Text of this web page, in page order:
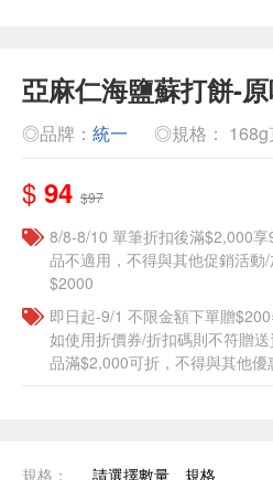
亞麻仁海鹽蘇打餅-
◎品牌： 統一 ◎規格： 168g
$ 94 $97
8/8-8/10 單筆折扣後滿$2,000
品不適用，不得與其他促銷活
$2000
即日起-9/1 不限金額下單贈
如使用折價券/折扣碼則不符贈
品滿$2,000可折，不得與其他優
規格： 請選擇數量、規格